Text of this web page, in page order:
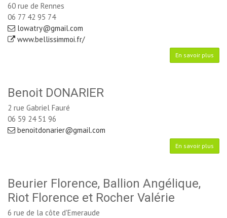
60 rue de Rennes
06 77 42 95 74
lowatry@gmail.com
www.bellissimmoi.fr/
En savoir plus
Benoit DONARIER
2 rue Gabriel Fauré
06 59 24 51 96
benoitdonarier@gmail.com
En savoir plus
Beurier Florence, Ballion Angélique,
Riot Florence et Rocher Valérie
6 rue de la côte d'Emeraude